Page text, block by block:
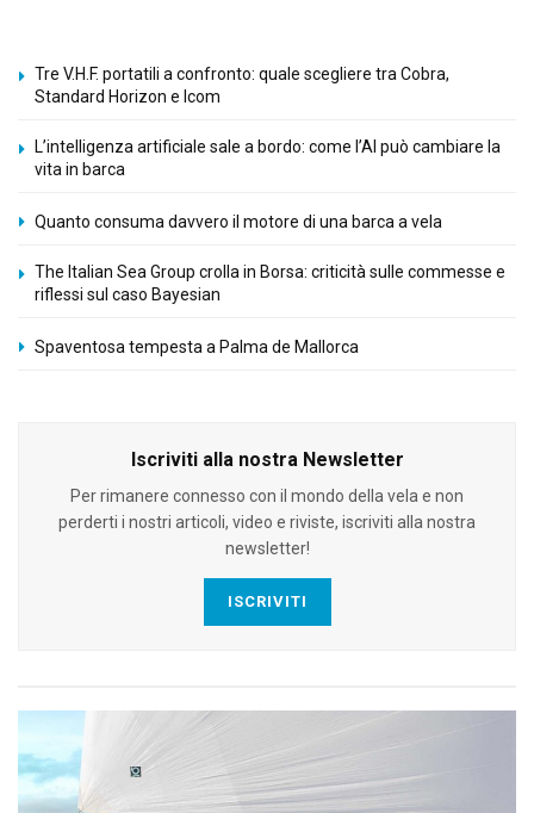
Tre V.H.F. portatili a confronto: quale scegliere tra Cobra,
Standard Horizon e Icom
L’intelligenza artificiale sale a bordo: come l’AI può cambiare la
vita in barca
Quanto consuma davvero il motore di una barca a vela
The Italian Sea Group crolla in Borsa: criticità sulle commesse e
riflessi sul caso Bayesian
Spaventosa tempesta a Palma de Mallorca
Iscriviti alla nostra Newsletter
Per rimanere connesso con il mondo della vela e non
perderti i nostri articoli, video e riviste, iscriviti alla nostra
newsletter!
ISCRIVITI